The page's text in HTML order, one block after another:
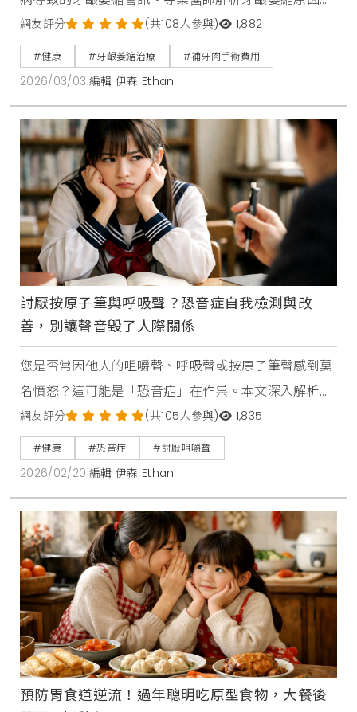
並提供從洗牙、牙根刮治到補牙肉手術的完整治療對
策。掌握正確刷牙方法與日常護理，預防不可逆的齒槽
骨流失，找回健康自信的笑容。
網友評分 (共108人參與) 1,882
#健康 #牙齦萎縮治療 #補牙肉手術費用
2026/03/03 編輯 伊森 Ethan
討厭按原子筆與呼吸聲？恐音症自我檢測與改
善，別讓聲音毀了人際關係
您是否常因他人的咀嚼聲、呼吸聲或按原子筆聲感到莫
名憤怒？這可能是「恐音症」在作祟。本文深入解析恐
音症的成因、常見觸發音，並對比其與聽覺過敏的差
異，提供科學的改善建議與治療方向，幫助您找回平靜
的生活節奏。
網友評分 (共105人參與) 1,835
#健康 #恐音症 #討厭咀嚼聲
2026/02/20 編輯 伊森 Ethan
預防胃食道逆流！過年聰明吃原型食物，大餐後